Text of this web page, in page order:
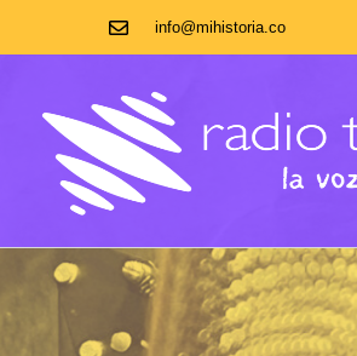
info@mihistoria.co